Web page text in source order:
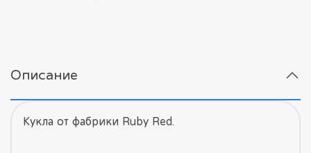
Описание
Кукла от фабрики Ruby Red.